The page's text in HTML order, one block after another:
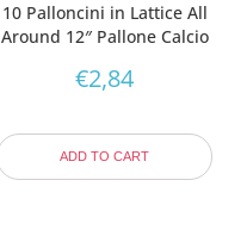
10 Palloncini in Lattice All
Around 12″ Pallone Calcio
€2,84
ADD TO CART